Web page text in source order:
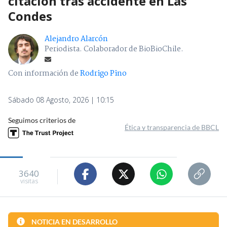
Condes
Alejandro Alarcón
Periodista. Colaborador de BioBioChile.
Con información deRodrigo Pino
Sábado 08 Agosto, 2026 | 10:15
Seguimos criterios de
Ética y transparencia de BBCL
3640
visitas
NOTICIA EN DESARROLLO